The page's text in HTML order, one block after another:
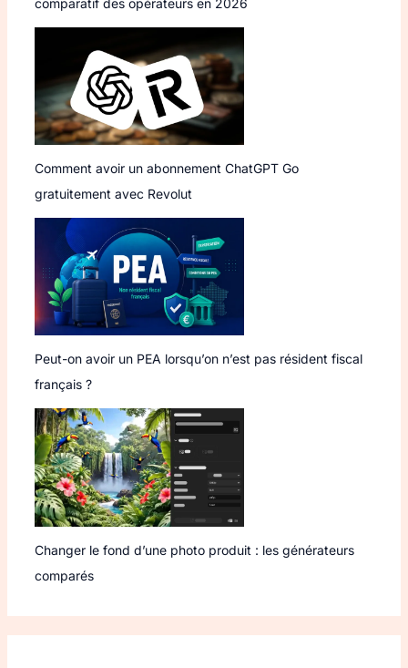
Comment avoir un abonnement ChatGPT Go
gratuitement avec Revolut
Peut-on avoir un PEA lorsqu’on n’est pas résident fiscal
français ?
Changer le fond d’une photo produit : les générateurs
comparés